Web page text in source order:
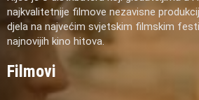
najkvalitetnije filmove nezavisne
djela na najvećim svjetskim filmskim
najnovijih kino hitova.
Filmovi